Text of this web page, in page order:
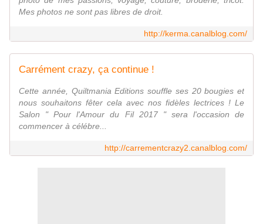
Mes photos ne sont pas libres de droit.
http://kerma.canalblog.com/
Carrément crazy, ça continue !
Cette année, Quiltmania Editions souffle ses 20 bougies et
nous souhaitons fêter cela avec nos fidèles lectrices ! Le
Salon " Pour l'Amour du Fil 2017 " sera l'occasion de
commencer à célébre...
http://carrementcrazy2.canalblog.com/